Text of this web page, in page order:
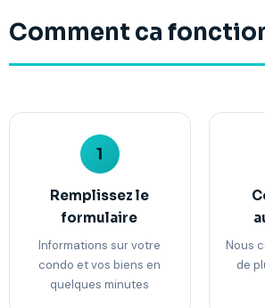
Comment ca
1
Remplissez le
formulaire
Informations sur votre
condo et vos biens en
quelques minutes
Nous
de